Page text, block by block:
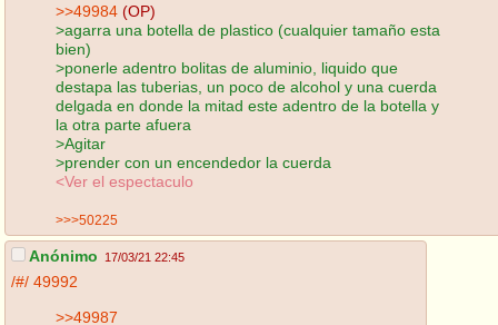
>>49984 (OP)
>agarra una botella de plastico (cualquier tamaño esta
bien)
>ponerle adentro bolitas de aluminio, liquido que
destapa las tuberias, un poco de alcohol y una cuerda
delgada en donde la mitad este adentro de la botella y
la otra parte afuera
>Agitar
>prender con un encendedor la cuerda
<Ver el espectaculo
>>>50225
Anónimo 17/03/21 22:45
/#/ 49992
>>49987